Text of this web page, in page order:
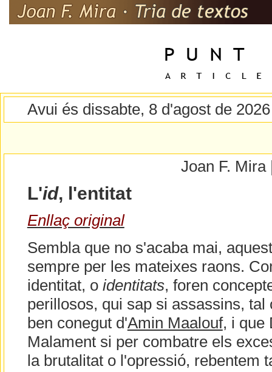
Avui és dissabte, 8 d'agost de 2026
Joan F.
L'id, l'entitat
Enllaç original
Sembla que no s'acaba mai,
sempre per les mateixes raons.
identitat, o identitats, foren
perillosos, qui sap si assassins,
ben conegut d'Amin Maalouf, i que
Malament si per combatre els
la brutalitat o l'opressió, rebentem